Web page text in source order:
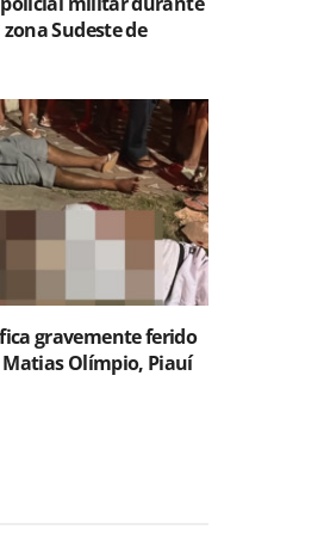
Sudeste de
gravemente ferido
Olímpio, Piauí